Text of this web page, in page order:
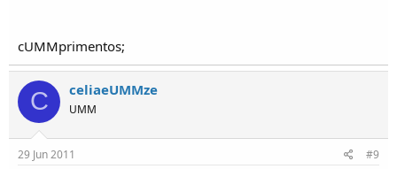
cUMMprimentos;
C celiaeUMMze
UMM
29 Jun 2011 #9